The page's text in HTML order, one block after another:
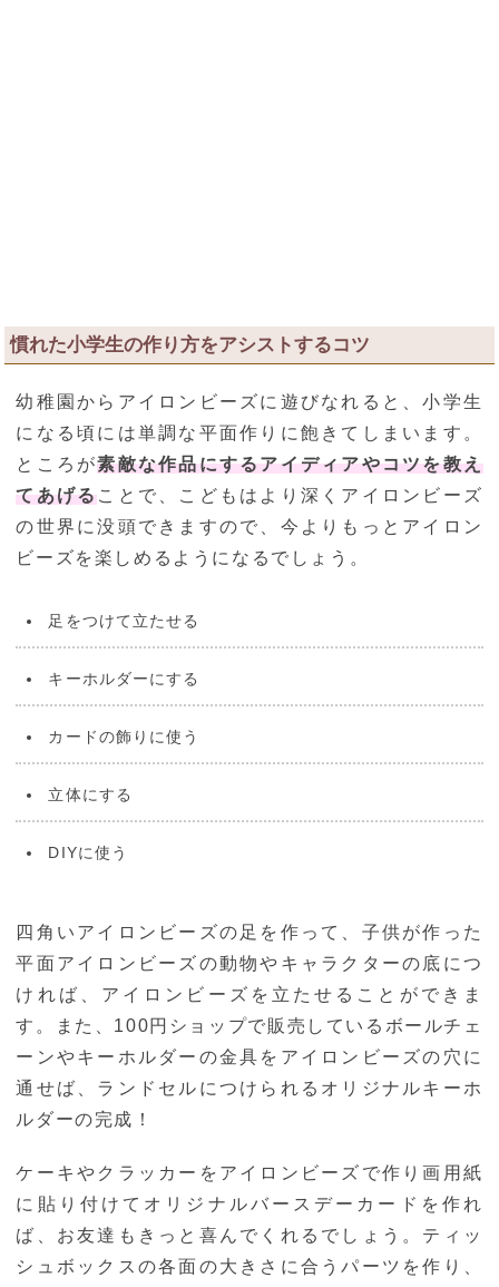
慣れた小学生の作り方をアシストするコツ
幼稚園からアイロンビーズに遊びなれると、小学生
になる頃には単調な平面作りに飽きてしまいます。
ところが素敵な作品にするアイディアやコツを教え
てあげることで、こどもはより深くアイロンビーズ
の世界に没頭できますので、今よりもっとアイロン
ビーズを楽しめるようになるでしょう。
足をつけて立たせる
キーホルダーにする
カードの飾りに使う
立体にする
DIYに使う
四角いアイロンビーズの足を作って、子供が作った
平面アイロンビーズの動物やキャラクターの底につ
ければ、アイロンビーズを立たせることができま
す。また、100円ショップで販売しているボールチェ
ーンやキーホルダーの金具をアイロンビーズの穴に
通せば、ランドセルにつけられるオリジナルキーホ
ルダーの完成！
ケーキやクラッカーをアイロンビーズで作り画用紙
に貼り付けてオリジナルバースデーカードを作れ
ば、お友達もきっと喜んでくれるでしょう。ティッ
シュボックスの各面の大きさに合うパーツを作り、